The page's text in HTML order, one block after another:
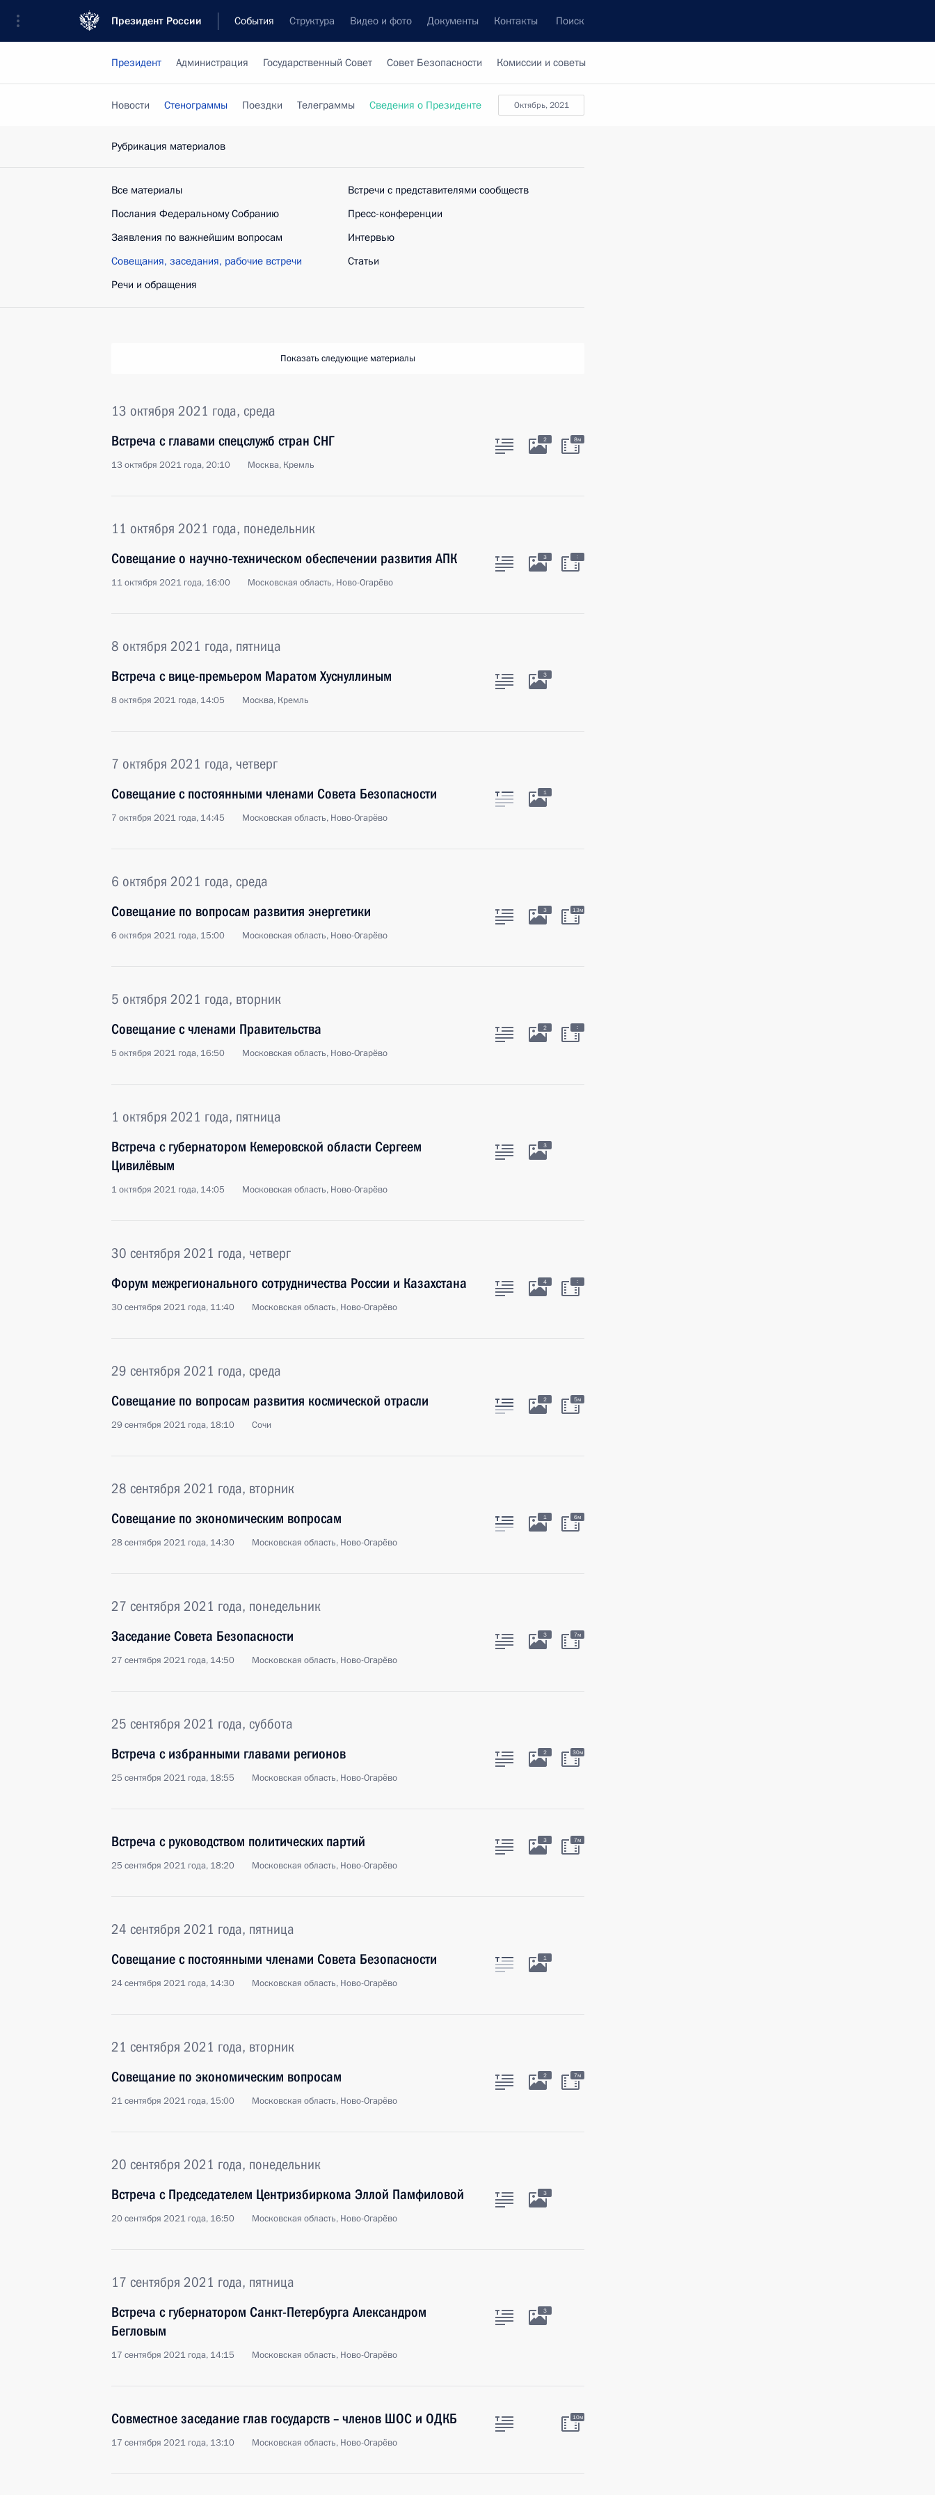
Президент России События Структура Видео и фото Документы Контакты Поиск
Президент Администрация Государственный Совет Совет Безопасности Комиссии и советы
октябрь, 2021
Новости Стенограммы Поездки Телеграммы Сведения о Президенте
Рубрикация материалов
Все материалы
Послания Федеральному Собранию
Заявления по важнейшим вопросам
Совещания, заседания, рабочие встречи
Речи и обращения
Встречи с представителями сообществ
Пресс-конференции
Интервью
Статьи
Показать следующие материалы
13 октября 2021 года, среда
Встреча с главами спецслужб стран СНГ
13 октября 2021 года, 20:10 Москва, Кремль
2 8м
11 октября 2021 года, понедельник
Совещание о научно-техническом обеспечении развития АПК
11 октября 2021 года, 16:00 Московская область, Ново-Огарёво
3 :
8 октября 2021 года, пятница
Встреча с вице-премьером Маратом Хуснуллиным
8 октября 2021 года, 14:05 Москва, Кремль
3
7 октября 2021 года, четверг
Совещание с постоянными членами Совета Безопасности
7 октября 2021 года, 14:45 Московская область, Ново-Огарёво
1
6 октября 2021 года, среда
Совещание по вопросам развития энергетики
6 октября 2021 года, 15:00 Московская область, Ново-Огарёво
3 13м
5 октября 2021 года, вторник
Совещание с членами Правительства
5 октября 2021 года, 16:50 Московская область, Ново-Огарёво
2 :
1 октября 2021 года, пятница
Встреча с губернатором Кемеровской области Сергеем
Цивилёвым
1 октября 2021 года, 14:05 Московская область, Ново-Огарёво
3
30 сентября 2021 года, четверг
Форум межрегионального сотрудничества России и Казахстана
30 сентября 2021 года, 11:40 Московская область, Ново-Огарёво
4 :
29 сентября 2021 года, среда
Совещание по вопросам развития космической отрасли
29 сентября 2021 года, 18:10 Сочи
2 5м
28 сентября 2021 года, вторник
Совещание по экономическим вопросам
28 сентября 2021 года, 14:30 Московская область, Ново-Огарёво
1 6м
27 сентября 2021 года, понедельник
Заседание Совета Безопасности
27 сентября 2021 года, 14:50 Московская область, Ново-Огарёво
3 7м
25 сентября 2021 года, суббота
Встреча с избранными главами регионов
25 сентября 2021 года, 18:55 Московская область, Ново-Огарёво
2 30м
Встреча с руководством политических партий
25 сентября 2021 года, 18:20 Московская область, Ново-Огарёво
3 7м
24 сентября 2021 года, пятница
Совещание с постоянными членами Совета Безопасности
24 сентября 2021 года, 14:30 Московская область, Ново-Огарёво
1
21 сентября 2021 года, вторник
Совещание по экономическим вопросам
21 сентября 2021 года, 15:00 Московская область, Ново-Огарёво
2 7м
20 сентября 2021 года, понедельник
Встреча с Председателем Центризбиркома Эллой Памфиловой
20 сентября 2021 года, 16:50 Московская область, Ново-Огарёво
3
17 сентября 2021 года, пятница
Встреча с губернатором Санкт-Петербурга Александром
Бегловым
17 сентября 2021 года, 14:15 Московская область, Ново-Огарёво
3
Совместное заседание глав государств – членов ШОС и ОДКБ
17 сентября 2021 года, 13:10 Московская область, Ново-Огарёво
10м